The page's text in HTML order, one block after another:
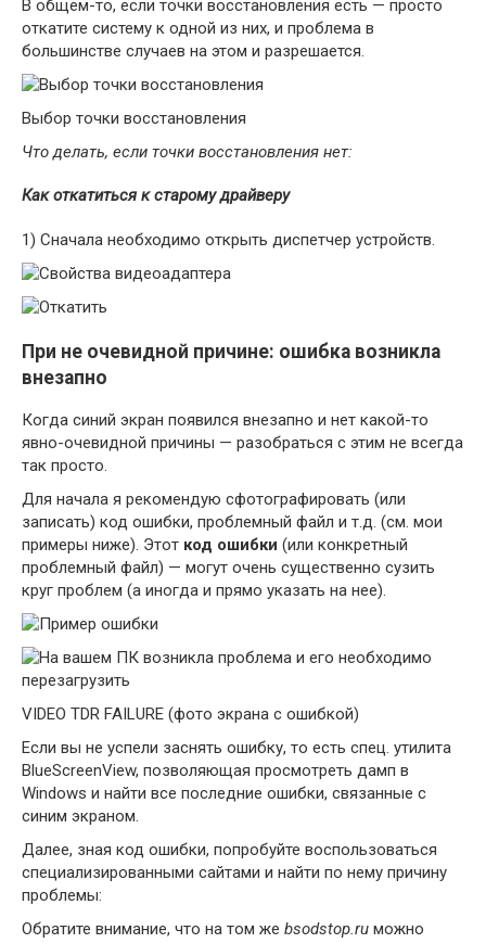
В общем-то, если точки восстановления есть — просто
откатите систему к одной из них, и проблема в
большинстве случаев на этом и разрешается.
Выбор точки восстановления
Что делать, если точки восстановления нет:
Как откатиться к старому драйверу
1) Сначала необходимо открыть диспетчер устройств.
При не очевидной причине: ошибка возникла
внезапно
Когда синий экран появился внезапно и нет какой-то
явно-очевидной причины — разобраться с этим не всегда
так просто.
Для начала я рекомендую сфотографировать (или
записать) код ошибки, проблемный файл и т.д. (см. мои
примеры ниже). Этот код ошибки (или конкретный
проблемный файл) — могут очень существенно сузить
круг проблем (а иногда и прямо указать на нее).
VIDEO TDR FAILURE (фото экрана с ошибкой)
Если вы не успели заснять ошибку, то есть спец. утилита
BlueScreenView, позволяющая просмотреть дамп в
Windows и найти все последние ошибки, связанные с
синим экраном.
Далее, зная код ошибки, попробуйте воспользоваться
специализированными сайтами и найти по нему причину
проблемы:
Обратите внимание, что на том же bsodstop.ru можно